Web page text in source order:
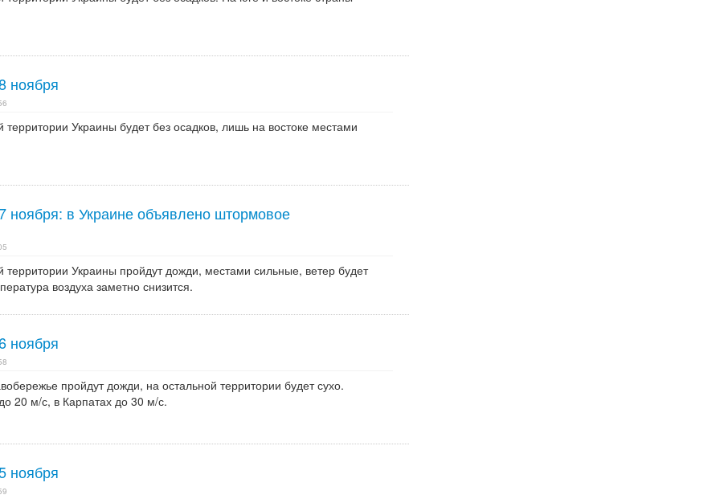
ноября
территории Украины будет без осадков, лишь на востоке местами
ноября: в Украине объявлено штормовое
территории Украины пройдут дожди, местами сильные, ветер будет
воздуха заметно снизится.
ноября
пройдут дожди, на остальной территории будет сухо.
20 м/с, в Карпатах до 30 м/с.
ноября